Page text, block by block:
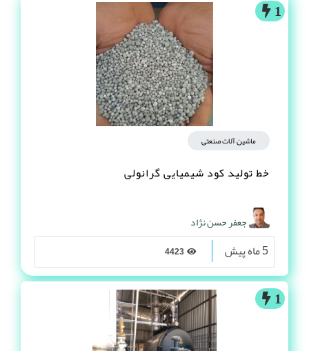
1
ماشین آلات صنعتی
خط تولید کود شیمیایی گرانولی
جعفر حسن نژاد
5 ماه پیش
1